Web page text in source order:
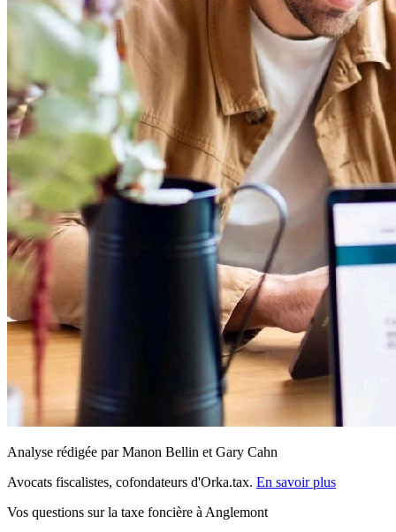
Analyse rédigée par Manon Bellin et Gary Cahn
Avocats fiscalistes, cofondateurs d'Orka.tax. En savoir plus
Vos questions sur la taxe foncière à Anglemont